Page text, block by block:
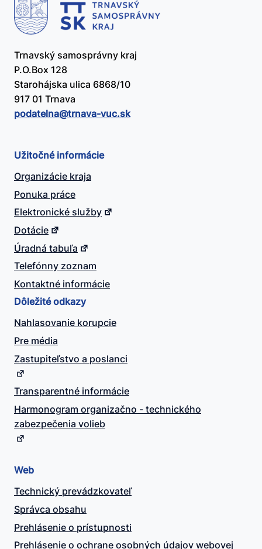
Trnavský samosprávny kraj
P.O.Box 128
Starohájska ulica 6868/10
917 01 Trnava
podatelna@​trnava-vuc.sk
Užitočné informácie
Organizácie kraja
Ponuka práce
Elektronické služby
Dotácie
Úradná tabuľa
Telefónny zoznam
Kontaktné informácie
Dôležité odkazy
Nahlasovanie korupcie
Pre média
Zastupiteľstvo a poslanci
Transparentné informácie
Harmonogram organizačno - technického
zabezpečenia volieb
Web
Technický prevádzkovateľ
Správca obsahu
Prehlásenie o prístupnosti
Prehlásenie o ochrane osobných údajov webovej